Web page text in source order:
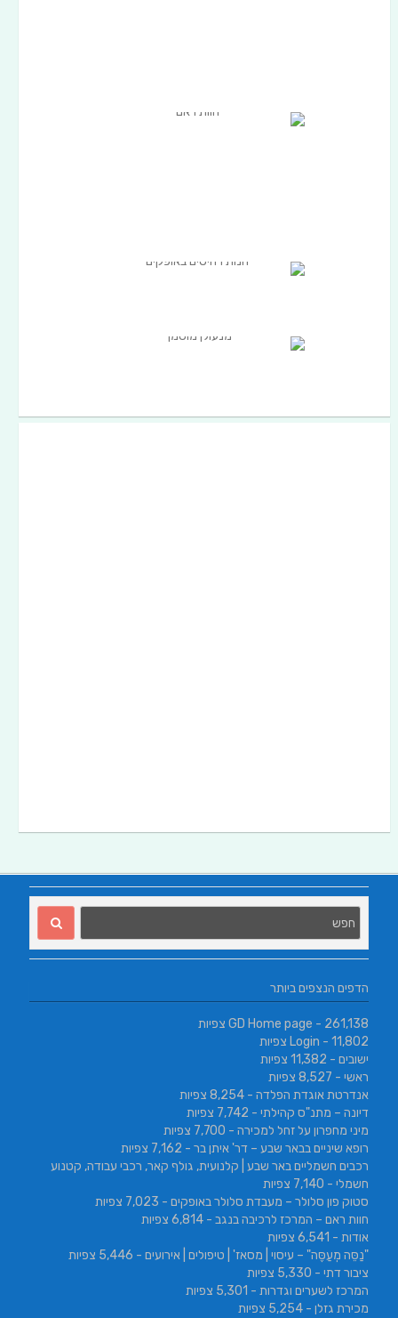
הדפים הנצפים ביותר
GD Home page - 261,138 צפיות
Login - 11,802 צפיות
ישובים - 11,382 צפיות
ראשי - 8,527 צפיות
אנדרטת אוגדת הפלדה - 8,254 צפיות
דיונה – מתנ"ס קהילתי - 7,742 צפיות
מיני מחפרון על זחל למכירה - 7,700 צפיות
רופא שיניים בבאר שבע – דר' איתן בר - 7,162 צפיות
רכבים חשמליים באר שבע | קלנועית, גולף קאר, רכבי עבודה, קטנוע
חשמלי - 7,140 צפיות
סטוק פון סלולר – מעבדת סלולר באופקים - 7,023 צפיות
חוות ראם – המרכז לרכיבה בנגב - 6,814 צפיות
אודות - 6,541 צפיות
"נַסֵּה מְעַסֶּה" – עיסוי | מסאז' | טיפולים | אירועים - 5,446 צפיות
ציבור דתי - 5,330 צפיות
המרכז לשערים וגדרות - 5,301 צפיות
מכירת גזלן - 5,254 צפיות